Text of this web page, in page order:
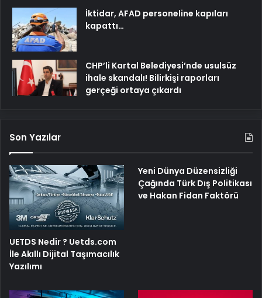
İktidar, AFAD personeline kapıları
kapattı…
CHP’li Kartal Belediyesi’nde usulsüz
ihale skandalı! Bilirkişi raporları
gerçeği ortaya çıkardı
Son Yazılar
UETDS Nedir ? Uetds.com
İle Akıllı Dijital Taşımacılık
Yazılımı
Yeni Dünya Düzensizliği
Çağında Türk Dış Politikası
ve Hakan Fidan Faktörü